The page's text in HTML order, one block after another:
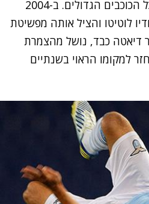
שערורייה כלכלית, ואיתו כל הכוכבים הגדולים. ב-2004
לוטיטו והציל אותה מפשיטת
דיאטה כבד, נושל מהצמרת
למקומו הראוי בשנתיים